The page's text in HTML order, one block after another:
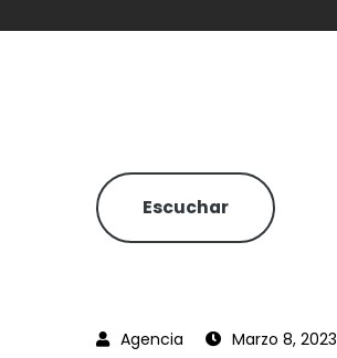
Escuchar
Marzo 8, 2023